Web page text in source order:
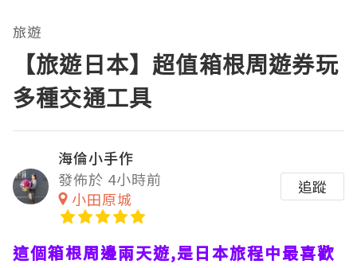
旅遊
【旅遊日本】超值箱根周遊券玩
多種交通工具
海倫小手作
發佈於 4小時前
小田原城
追蹤
這個箱根周邊兩天遊,是日本旅程中最喜歡